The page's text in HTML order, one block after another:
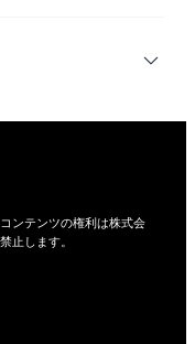
ンテンツの権利は株式会
止します。